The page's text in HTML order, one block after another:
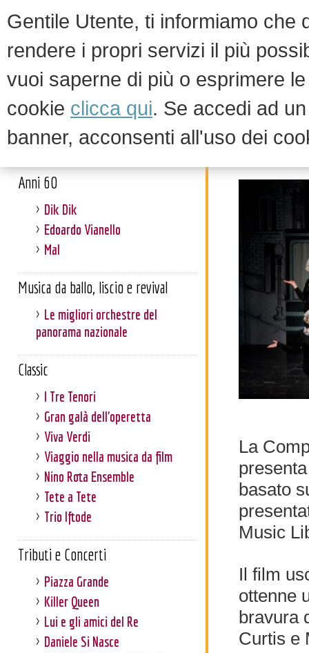
Gentile Utente, ti informiamo che
rendere i propri servizi il più
vuoi saperne di più o esprimere
cookie clicca qui. Se accedi ad
banner, acconsenti all'uso dei
Artisti
Anni 60
Dik Dik
Edoardo Vianello
Mal
Musica da ballo, liscio e revival
Le migliori orchestre del
panorama nazionale
Classic
I Tre Tenori
Gran galà dell'operetta
Viva Verdi
Viaggio nella musica da film
Nino Rota Ensemble
Tete a Tete
Trio Iftode
Tributi e Concerti
Piazza Grande
Killer Queen
Lui e gli amici del Re
Daniele Si Nasce
Sugar
La
basato
Music
Il film
ottenne
bravura
Curtis e